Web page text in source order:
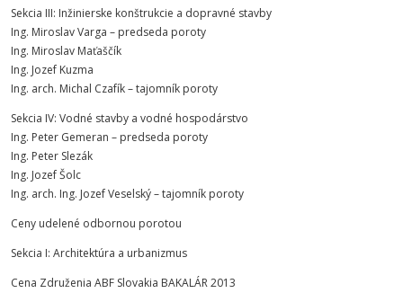
Sekcia III: Inžinierske konštrukcie a dopravné stavby
Ing. Miroslav Varga – predseda poroty
Ing. Miroslav Maťaščík
Ing. Jozef Kuzma
Ing. arch. Michal Czafík – tajomník poroty
Sekcia IV: Vodné stavby a vodné hospodárstvo
Ing. Peter Gemeran – predseda poroty
Ing. Peter Slezák
Ing. Jozef Šolc
Ing. arch. Ing. Jozef Veselský – tajomník poroty
Ceny udelené odbornou porotou
Sekcia I: Architektúra a urbanizmus
Cena Združenia ABF Slovakia BAKALÁR 2013